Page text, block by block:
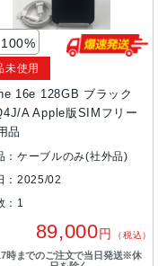
16e 128GB ブラック
A Apple版SIMフリー
品
100%
未使用
：ケーブルのみ(社外品)
：2025/02
：1
89,000円 （税込）
時までのご注文で当日発送※休